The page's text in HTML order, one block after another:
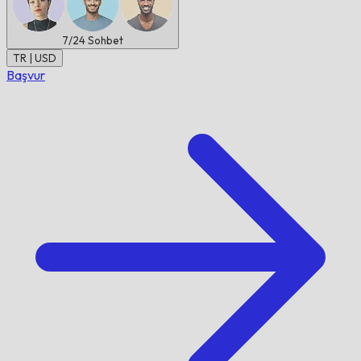
7/24Sohbet
TR | USD
Başvur